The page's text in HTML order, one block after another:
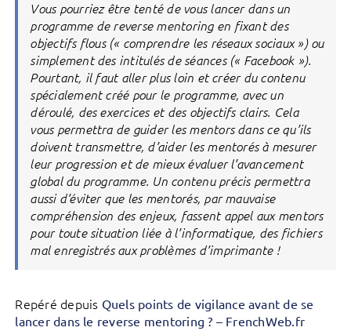
Vous pourriez être tenté de vous lancer dans un
programme de reverse mentoring en fixant des
objectifs flous (« comprendre les réseaux sociaux ») ou
simplement des intitulés de séances (« Facebook »).
Pourtant, il faut aller plus loin et créer du contenu
spécialement créé pour le programme, avec un
déroulé, des exercices et des objectifs clairs. Cela
vous permettra de guider les mentors dans ce qu’ils
doivent transmettre, d’aider les mentorés à mesurer
leur progression et de mieux évaluer l’avancement
global du programme. Un contenu précis permettra
aussi d’éviter que les mentorés, par mauvaise
compréhension des enjeux, fassent appel aux mentors
pour toute situation liée à l’informatique, des fichiers
mal enregistrés aux problèmes d’imprimante !
Repéré depuis Quels points de vigilance avant de se
lancer dans le reverse mentoring ? – FrenchWeb.fr